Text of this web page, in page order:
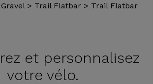
Gravel > Trail Flatbar > Trail Flatbar
et personnalisez
votre vélo.